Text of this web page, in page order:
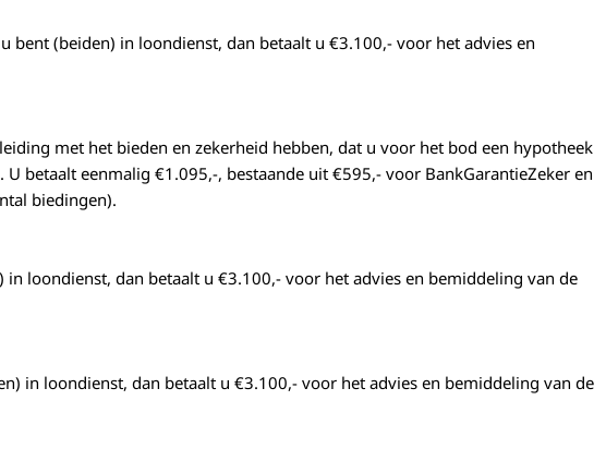
bent (beiden) in loondienst, dan betaalt u €3.100,- voor het advies en
met het bieden en zekerheid hebben, dat u voor het bod een hypotheek
betaalt eenmalig €1.095,-, bestaande uit €595,- voor BankGarantieZeker en
biedingen).
loondienst, dan betaalt u €3.100,- voor het advies en bemiddeling van de
in loondienst, dan betaalt u €3.100,- voor het advies en bemiddeling van de